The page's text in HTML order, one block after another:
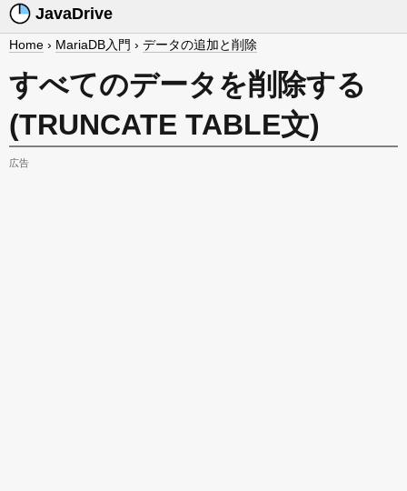
JavaDrive
Home › MariaDB入門 › データの追加と削除
すべてのデータを削除する
(TRUNCATE TABLE文)
広告